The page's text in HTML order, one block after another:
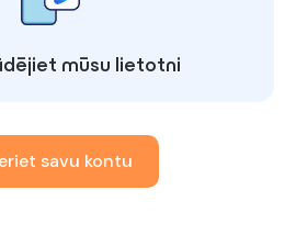
mūsu lietotni
savu kontu